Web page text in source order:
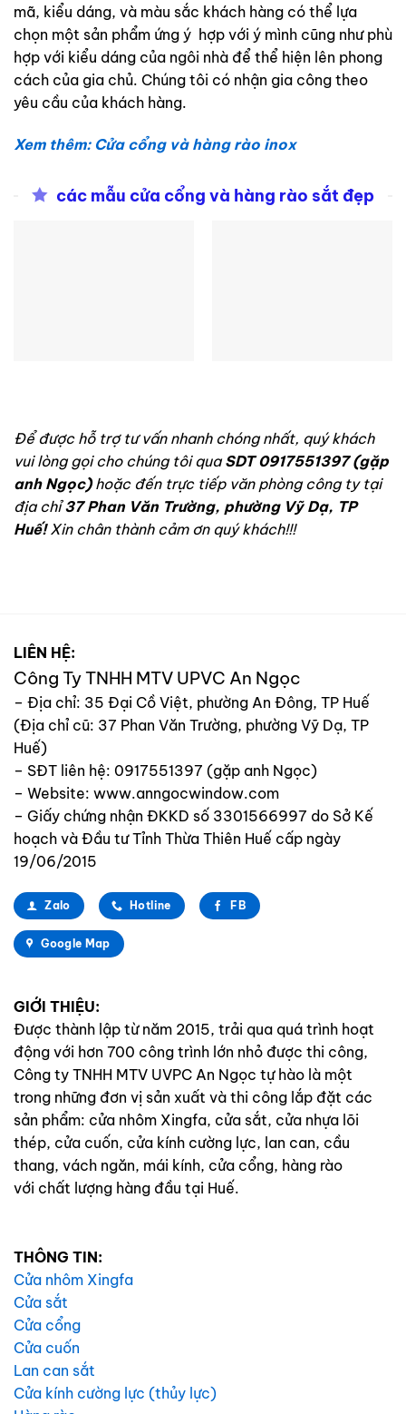
mã, kiểu dáng, và màu sắc khách hàng có thể lựa
chọn một sản phẩm ứng ý hợp với ý mình cũng như phù
hợp với kiểu dáng của ngôi nhà để thể hiện lên phong
cách của gia chủ. Chúng tôi có nhận gia công theo
yêu cầu của khách hàng.
Xem thêm: Cửa cổng và hàng rào inox
các mẫu cửa cổng và hàng rào sắt đẹp
Để được hỗ trợ tư vấn nhanh chóng nhất, quý khách
vui lòng gọi cho chúng tôi quaSDT 0917551397 (gặp
anh Ngọc)hoặc đến trực tiếp văn phòng công ty tại
địa chỉ37 Phan Văn Trường, phường Vỹ Dạ, TP
Huế! Xin chân thành cảm ơn quý khách!!!
LIÊN HỆ:
Công Ty TNHH MTV UPVC An Ngọc
– Địa chỉ: 35 Đại Cồ Việt, phường An Đông, TP Huế
(Địa chỉ cũ: 37 Phan Văn Trường, phường Vỹ Dạ, TP
Huế)
– SĐT liên hệ: 0917551397 (gặp anh Ngọc)
– Website: www.anngocwindow.com
– Giấy chứng nhận ĐKKD số 3301566997 do Sở Kế
hoạch và Đầu tư Tỉnh Thừa Thiên Huế cấp ngày
19/06/2015
Zalo Hotline FB
Google Map
GIỚI THIỆU:
Được thành lập từ năm 2015, trải qua quá trình hoạt
động với hơn 700 công trình lớn nhỏ được thi công,
Công ty TNHH MTV UVPC An Ngọc tự hào là một
trong những đơn vị sản xuất và thi công lắp đặt các
sản phẩm: cửa nhôm Xingfa, cửa sắt, cửa nhựa lõi
thép, cửa cuốn, cửa kính cường lực, lan can, cầu
thang, vách ngăn, mái kính, cửa cổng, hàng rào
với chất lượng hàng đầu tại Huế.
THÔNG TIN:
Cửa nhôm Xingfa
Cửa sắt
Cửa cổng
Cửa cuốn
Lan can sắt
Cửa kính cường lực (thủy lực)